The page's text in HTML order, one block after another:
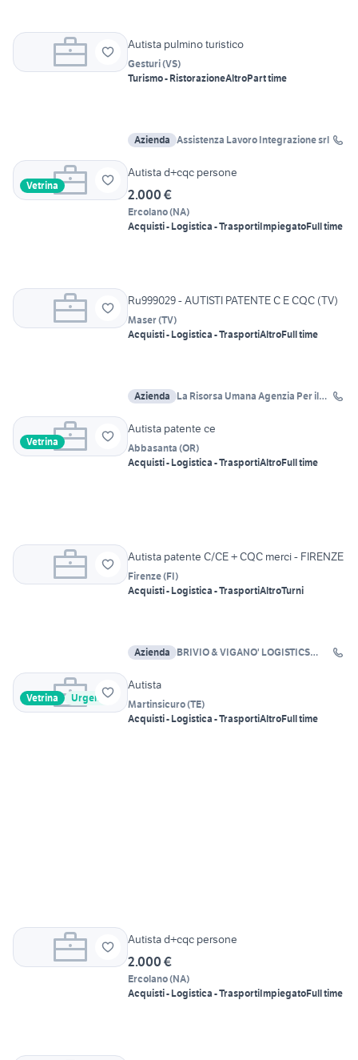
Autista pulmino turistico
Gesturi(VS)
Turismo - RistorazioneAltroPart time
Azienda Assistenza Lavoro Integrazione srl
Vetrina
Autista d+cqc persone
2.000 €
Ercolano(NA)
Acquisti - Logistica - TrasportiImpiegatoFull time
Ru999029 - AUTISTI PATENTE C E CQC (TV)
Maser(TV)
Acquisti - Logistica - TrasportiAltroFull time
Azienda
La Risorsa Umana Agenzia Per il
Vetrina
Autista patente ce
Abbasanta (OR)
Acquisti - Logistica - TrasportiAltroFull time
Autista patente C/CE + CQC merci - FIRENZE
Firenze(FI)
Acquisti - Logistica - TrasportiAltroTurni
Azienda
BRIVIO & VIGANO' LOGISTICS
Vetrina Urgente
Autista
Martinsicuro(TE)
Acquisti - Logistica - TrasportiAltroFull time
Autista d+cqc persone
2.000 €
Ercolano(NA)
Acquisti - Logistica - TrasportiImpiegatoFull time